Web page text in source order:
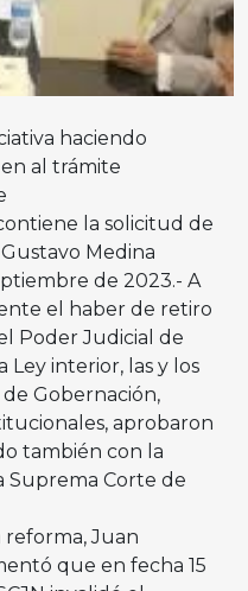
haciendo
al trámite
la solicitud de
Medina
de 2023.- A
el haber de retiro
Poder Judicial de
Ley interior, las y los
Gobernación,
aprobaron
también con la
Suprema Corte de
Juan
que en fecha 15